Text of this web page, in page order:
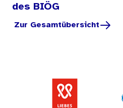
des BIÖG
Zur Gesamtübersicht